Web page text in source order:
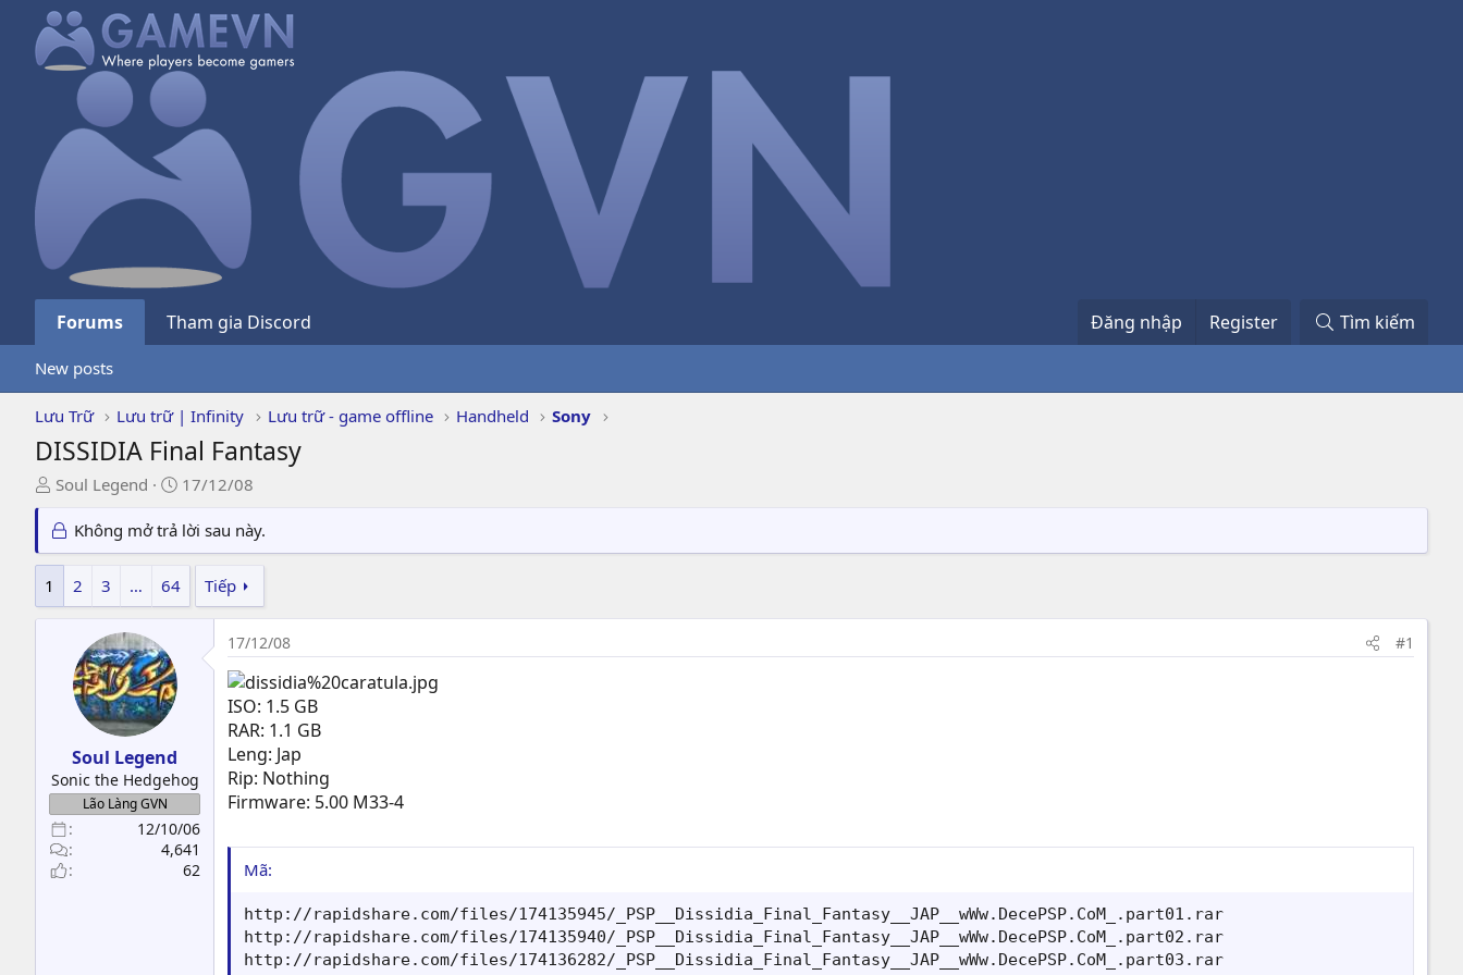
Forums Tham gia Discord Đăng nhập Register Tìm kiếm
New posts
Lưu Trữ Lưu trữ | Infinity Lưu trữ - game offline Handheld Sony
DISSIDIA Final Fantasy
T
r
e
Soul Legend
N
à
y
17/12/08
Không mở trả lời sau này.
1 2 3 … 64 Tiếp
Soul Legend
Sonic the Hedgehog
Lão Làng GVN
12/10/06
4,641
62
17/12/08 #1
ISO: 1.5 GB
RAR: 1.1 GB
Leng: Jap
Rip: Nothing
Firmware: 5.00 M33-4
Mã:
http://rapidshare.com/files/174135945/_PSP__Dissidia_Final_Fantasy__JAP__wWw.DecePSP.CoM_.part01.rar
http://rapidshare.com/files/174135940/_PSP__Dissidia_Final_Fantasy__JAP__wWw.DecePSP.CoM_.part02.rar
http://rapidshare.com/files/174136282/_PSP__Dissidia_Final_Fantasy__JAP__wWw.DecePSP.CoM_.part03.rar